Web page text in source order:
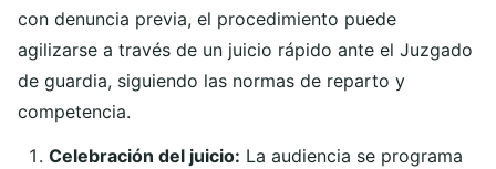
con denuncia previa, el procedimiento puede
agilizarse a través de un juicio rápido ante el Juzgado
de guardia, siguiendo las normas de reparto y
competencia.
Celebración del juicio: La audiencia se programa